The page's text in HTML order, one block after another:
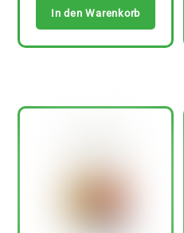
In den Warenkorb